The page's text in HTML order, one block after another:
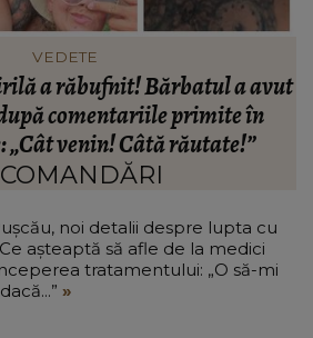
HOROSCOP
2026: O zodie trăiește intens
emoție
noi detalii despre lupta cu
așteaptă să afle de la medici
tratamentului: „O să-mi